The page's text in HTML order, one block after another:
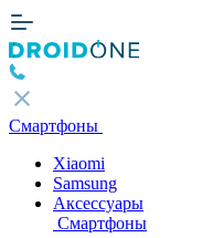
Смартфоны
Xiaomi
Samsung
Аксессуары
Смартфоны